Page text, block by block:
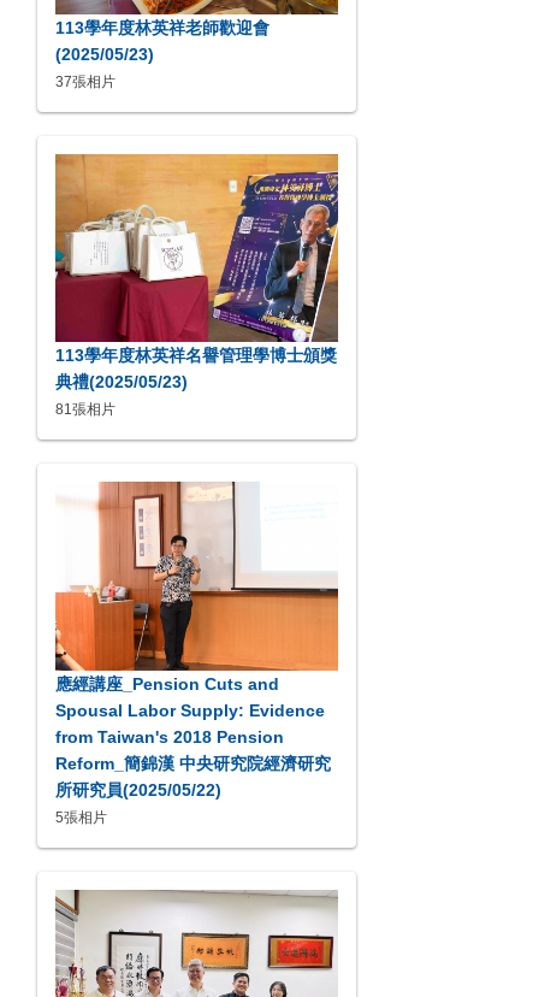
113學年度林英祥老師歡迎會
(2025/05/23)
37張相片
113學年度林英祥名譽管理學博士頒獎
典禮(2025/05/23)
81張相片
應經講座_Pension Cuts and
Spousal Labor Supply: Evidence
from Taiwan's 2018 Pension
Reform_簡錦漢 中央研究院經濟研究
所研究員(2025/05/22)
5張相片